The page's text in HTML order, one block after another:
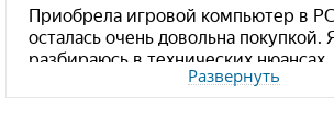
Развернуть